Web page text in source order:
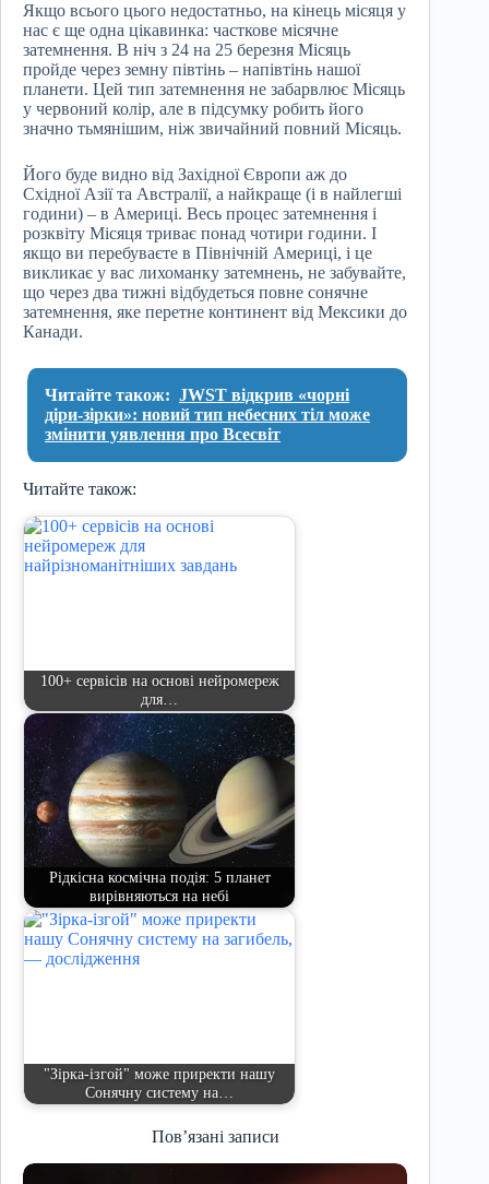
Якщо всього цього недостатньо, на кінець місяця у
нас є ще одна цікавинка: часткове місячне
затемнення. В ніч з 24 на 25 березня Місяць
пройде через земну півтінь – напівтінь нашої
планети. Цей тип затемнення не забарвлює Місяць
у червоний колір, але в підсумку робить його
значно тьмянішим, ніж звичайний повний Місяць.
Його буде видно від Західної Європи аж до
Східної Азії та Австралії, а найкраще (і в найлегші
години) – в Америці. Весь процес затемнення і
розквіту Місяця триває понад чотири години. І
якщо ви перебуваєте в Північній Америці, і це
викликає у вас лихоманку затемнень, не забувайте,
що через два тижні відбудеться повне сонячне
затемнення, яке перетне континент від Мексики до
Канади.
Читайте також: JWST відкрив «чорні
діри-зірки»: новий тип небесних тіл може
змінити уявлення про Всесвіт
Читайте також:
100+ сервісів на основі нейромереж
для…
Рідкісна космічна подія: 5 планет
вирівняються на небі
"Зірка-ізгой" може приректи нашу
Сонячну систему на…
Пов’язані записи